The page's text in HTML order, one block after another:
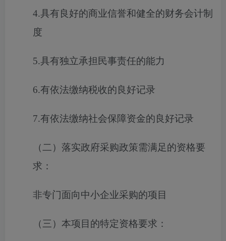
4.具有良好的商业信誉和健全的财务会计制
度
5.具有独立承担民事责任的能力
6.有依法缴纳税收的良好记录
7.有依法缴纳社会保障资金的良好记录
（二）落实政府采购政策需满足的资格要
求：
非专门面向中小企业采购的项目
（三）本项目的特定资格要求：